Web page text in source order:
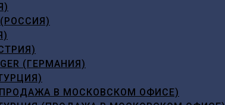
(РОССИЯ)
(ГЕРМАНИЯ)
В МОСКОВСКОМ ОФИСЕ)